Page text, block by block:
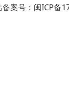
备案号：闽ICP备